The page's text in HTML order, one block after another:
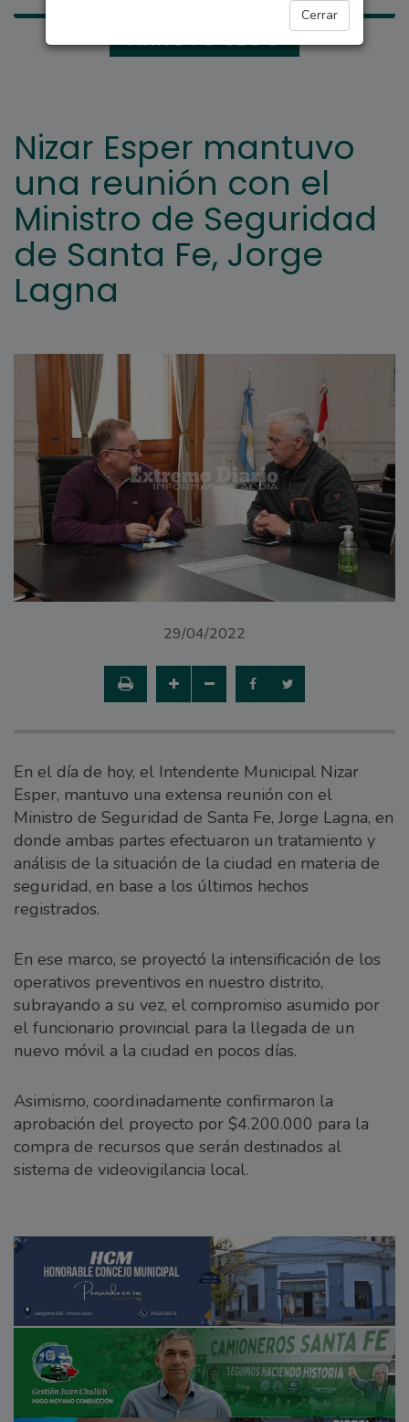
Cerrar
ARROYO SECO
Nizar Esper mantuvo
una reunión con el
Ministro de Seguridad
de Santa Fe, Jorge
Lagna
29/04/2022
En el día de hoy, el Intendente Municipal Nizar
Esper, mantuvo una extensa reunión con el
Ministro de Seguridad de Santa Fe, Jorge Lagna, en
donde ambas partes efectuaron un tratamiento y
análisis de la situación de la ciudad en materia de
seguridad, en base a los últimos hechos
registrados.
En ese marco, se proyectó la intensificación de los
operativos preventivos en nuestro distrito,
subrayando a su vez, el compromiso asumido por
el funcionario provincial para la llegada de un
nuevo móvil a la ciudad en pocos días.
Asimismo, coordinadamente confirmaron la
aprobación del proyecto por $4.200.000 para la
compra de recursos que serán destinados al
sistema de videovigilancia local.